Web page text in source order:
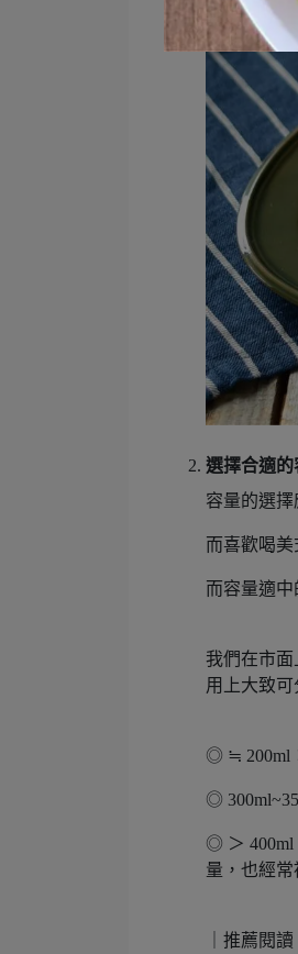
選擇合適的
容量的選
而喜歡喝
而容量適
我們在市面
用上大致
◎ ≒ 200ml
◎
◎ ＞ 400ml
量，也經常
｜推薦閱讀